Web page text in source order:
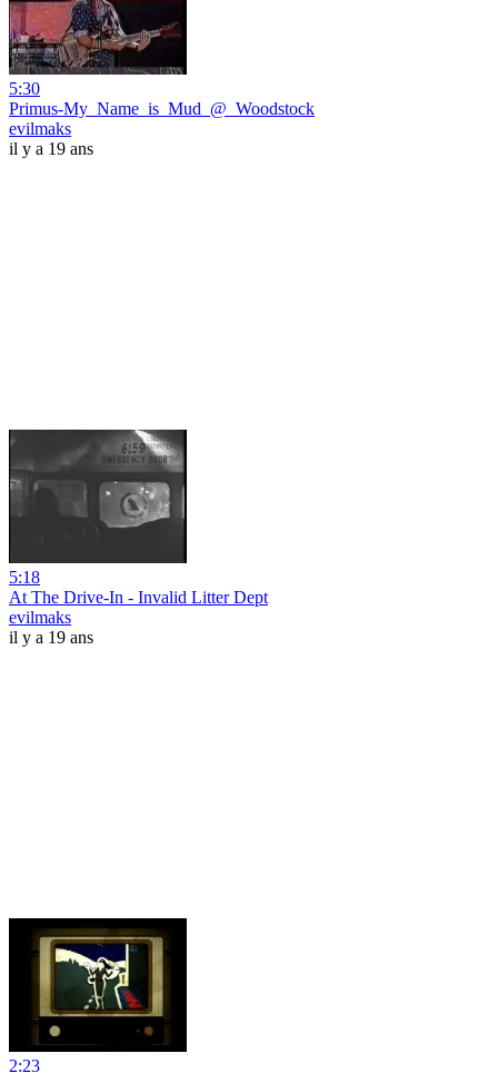
5:30
Primus-My_Name_is_Mud_@_Woodstock
evilmaks
il y a 19 ans
5:18
At The Drive-In - Invalid Litter Dept
evilmaks
il y a 19 ans
2:23